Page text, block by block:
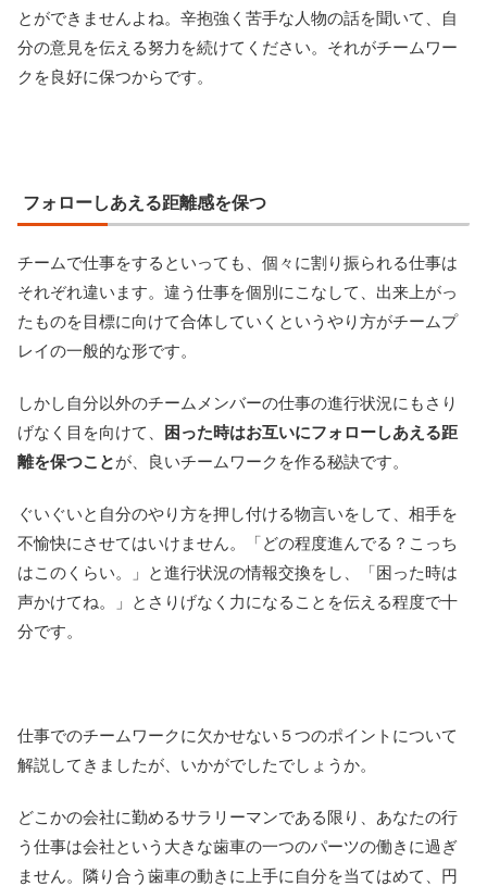
とができませんよね。辛抱強く苦手な人物の話を聞いて、自
分の意見を伝える努力を続けてください。それがチームワー
クを良好に保つからです。
フォローしあえる距離感を保つ
チームで仕事をするといっても、個々に割り振られる仕事は
それぞれ違います。違う仕事を個別にこなして、出来上がっ
たものを目標に向けて合体していくというやり方がチームプ
レイの一般的な形です。
しかし自分以外のチームメンバーの仕事の進行状況にもさり
げなく目を向けて、
困った時はお互いにフォローしあえる距
離を保つことが、良いチームワークを作る秘訣です。
ぐいぐいと自分のやり方を押し付ける物言いをして、相手を
不愉快にさせてはいけません。「どの程度進んでる？こっち
はこのくらい。」と進行状況の情報交換をし、「困った時は
声かけてね。」とさりげなく力になることを伝える程度で十
分です。
仕事でのチームワークに欠かせない５つのポイントについて
解説してきましたが、いかがでしたでしょうか。
どこかの会社に勤めるサラリーマンである限り、あなたの行
う仕事は会社という大きな歯車の一つのパーツの働きに過ぎ
ません。隣り合う歯車の動きに上手に自分を当てはめて、円